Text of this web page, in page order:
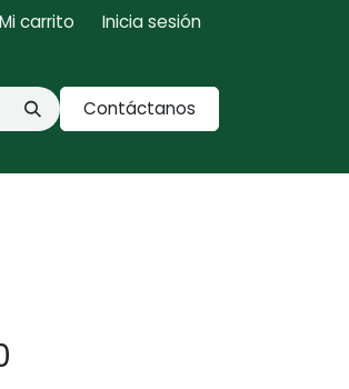
Mi carrito Inicia sesión
Contáctanos